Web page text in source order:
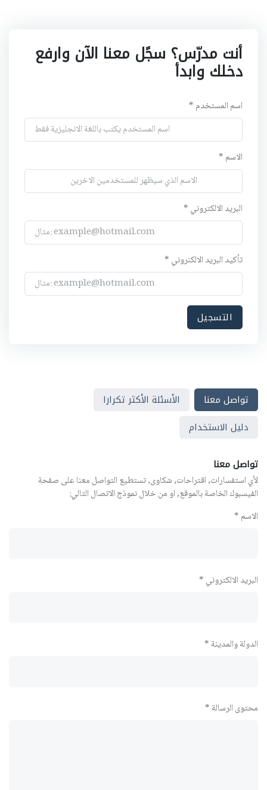
أنت مدرّس؟ سجًل معنا الآن وارفع
دخلك وابدأ
اسم المستخدم *
الاسم *
البريد الالكتروني *
تأكيد البريد الالكنروني *
تواصل معنا
الأسئلة الأكثر تكرارا
دليل الاستخدام
تواصل معنا
لأي استفسارات, اقتراحات, شكاوى, تستطيع التواصل معنا على صفحة
الفيسبوك الخاصة بالموقع, او من خلال نموذج الاتصال التالي:
الاسم *
البريد الالكتروني *
الدولة والمدينة *
محتوى الرسالة *